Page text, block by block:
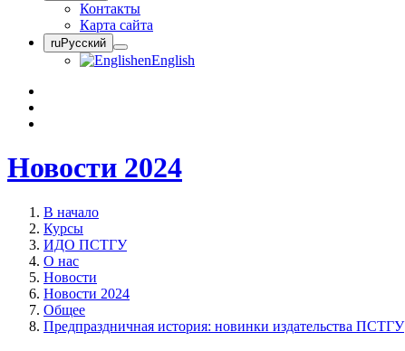
Контакты
Карта сайта
ruРусский
enEnglish
Новости 2024
В начало
Курсы
ИДО ПСТГУ
О нас
Новости
Новости 2024
Общее
Предпраздничная история: новинки издательства ПСТГУ